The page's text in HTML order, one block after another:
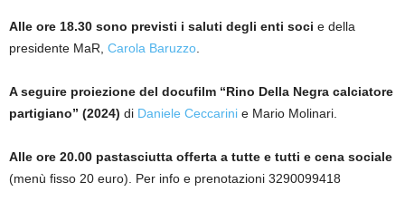
Alle ore 18.30 sono previsti i saluti degli enti soci e della
presidente MaR, Carola Baruzzo
A seguire proiezione del docufilm “Rino Della Negra calciatore
partigiano” (2024) di Daniele Ceccarini e Mario Molinari.
Alle ore 20.00 pastasciutta offerta a tutte e tutti e cena sociale
(menù fisso 20 euro). Per info e prenotazioni 3290099418